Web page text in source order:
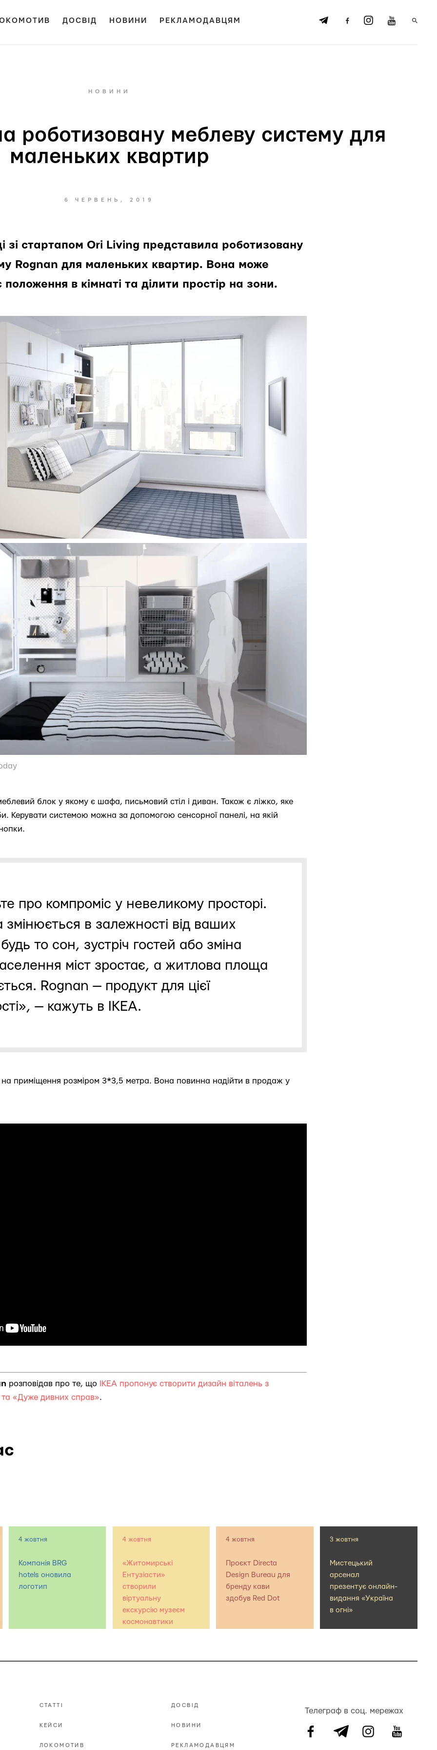
ДОСВІД НОВИНИ РЕКЛАМОДАВЦЯМ
НОВИНИ
роботизовану меблеву систему для
маленьких квартир
6 ЧЕРВЕНЬ, 2019
зі стартапом Ori Living представила роботизовану
Rognan для маленьких квартир. Вона може
в кімнаті та ділити простір на зони.
блок у якому є шафа, письмовий стіл і диван. Також є ліжко, яке
Керувати системою можна за допомогою сенсорної панелі, на якій
про компроміс у невеликому просторі.
змінюється в залежності від ваших
то сон, зустріч гостей або зміна
міст зростає, а житлова площа
Rognan — продукт для цієї
— кажуть в IKEA.
приміщення розміром 3*3,5 метра. Вона повинна надійти в продаж у
розповідав про те, що
IKEA пропонує створити дизайн віталень з
та «Дуже дивних справ».
4 жовтня
Компанія BRG
hotels оновила
логотип
4 жовтня
«Житомирські
Ентузіасти»
створили
віртуальну
екскурсію музеєм
космонавтики
4 жовтня
Проєкт Directa
Design Bureau для
бренду кави
здобув Red Dot
3 жовтня
Мистецький
арсенал
презентує онлайн-
видання «Україна
в огні»
СТАТТІ
КЕЙСИ
ЛОКОМОТИВ
ДОСВІД
НОВИНИ
РЕКЛАМОДАВЦЯМ
Телеграф в соц. мережах